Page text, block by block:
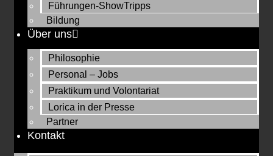
Führungen-ShowTripps
Bildung
Über uns
Philosophie
Personal – Jobs
Praktikum und Volontariat
Lorica in der Presse
Partner
Kontakt